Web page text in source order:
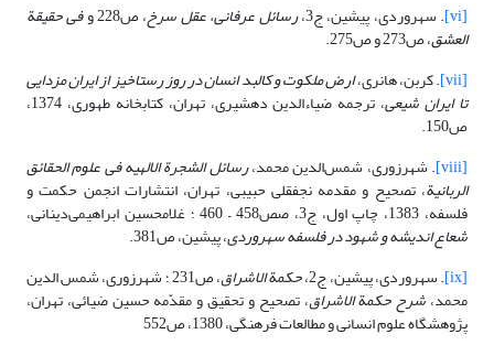
[vi]
. سهروردی، پیشین، ج3، رسائل عرفانی، عقل سرخ، ص228 و فیحقیقة
العشق، ص273 و ص275.
[vii]
. کربن، هانری،ارض ملکوت و کالبد انسان در روز رستاخیز از ایران مزدایی
تا ایران شیعی ، ترجمه ضیاءالدین دهشیری، تهران، کتابخانه طهوری، 1374،
ص150.
[viii]
. شهرزوری، شمس‌الدین محمد،رسائل الشجرة الالهیه فی علوم الحقائق
الربانیة، تصحیح و مقدمه نجفقلی حبیبی، تهران، انتشارات انجمن حکمت و
فلسفه، 1383، چاپ اول، ج3، صص458 – 460 ؛ غلامحسین ابراهیمی‌دینانی،
شعاع اندیشه و شهود در فلسفه سهروردی، پیشین، ص381.
[ix]
. سهروردی، پیشین، ج2، حکمة الاشراق ، ص231 ؛ شهرزوری، شمس الدین
محمد،شرح حکمة الاشراق، تصحیح و تحقیق و مقدّمه حسین ضیائی، تهران،
پژوهشگاه علوم انسانی و مطالعات‏ فرهنگی، 1380، ص552